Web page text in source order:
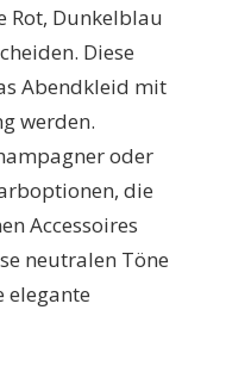
Rot, Dunkelblau
Diese
Abendkleid mit
werden.
oder
die
Accessoires
neutralen Töne
elegante